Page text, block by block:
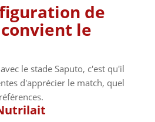
de
le
le stade Saputo, c'est qu'il
d'apprécier le match, quel